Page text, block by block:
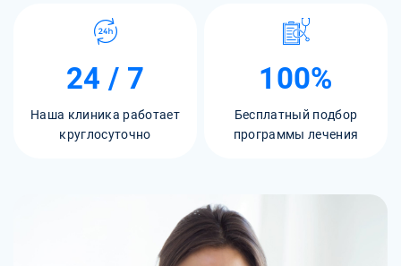
24 / 7
Наша клиника работает
круглосуточно
100%
Бесплатный подбор
программы лечения